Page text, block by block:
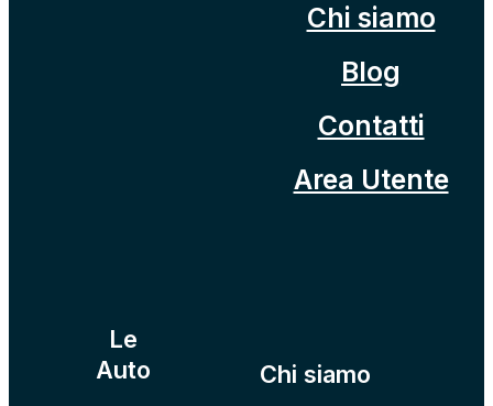
Chi siamo
Blog
Contatti
Area Utente
Le
Auto
Chi siamo